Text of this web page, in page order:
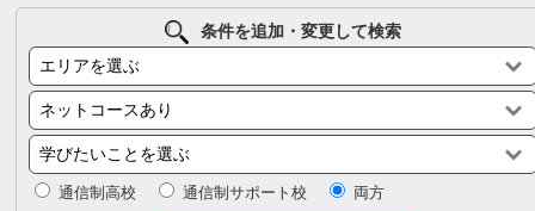
九州・沖縄
条件を追加・変更して検索
通信制高校 通信制サポート校 両方